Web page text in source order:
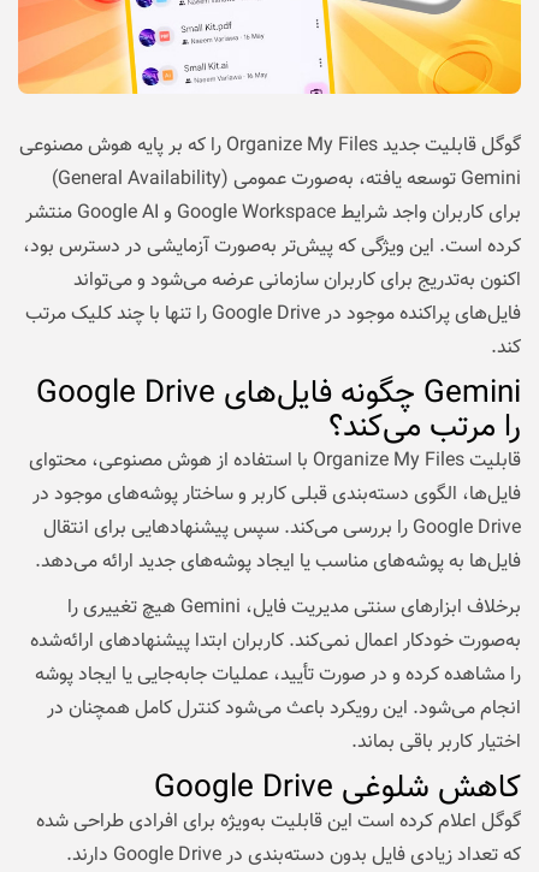
گوگل قابلیت جدید Organize My Files را که بر پایه هوش مصنوعی
Gemini توسعه یافته، به‌صورت عمومی (General Availability)
برای کاربران واجد شرایط Google Workspace و Google AI منتشر
کرده است. این ویژگی که پیش‌تر به‌صورت آزمایشی در دسترس بود،
اکنون به‌تدریج برای کاربران سازمانی عرضه می‌شود و می‌تواند
فایل‌های پراکنده موجود در Google Drive را تنها با چند کلیک مرتب
کند.
Gemini چگونه فایل‌های Google Drive
را مرتب می‌کند؟
قابلیت Organize My Files با استفاده از هوش مصنوعی، محتوای
فایل‌ها، الگوی دسته‌بندی قبلی کاربر و ساختار پوشه‌های موجود در
Google Drive را بررسی می‌کند. سپس پیشنهادهایی برای انتقال
فایل‌ها به پوشه‌های مناسب یا ایجاد پوشه‌های جدید ارائه می‌دهد.
برخلاف ابزارهای سنتی مدیریت فایل، Gemini هیچ تغییری را
به‌صورت خودکار اعمال نمی‌کند. کاربران ابتدا پیشنهادهای ارائه‌شده
را مشاهده کرده و در صورت تأیید، عملیات جابه‌جایی یا ایجاد پوشه
انجام می‌شود. این رویکرد باعث می‌شود کنترل کامل همچنان در
اختیار کاربر باقی بماند.
کاهش شلوغی Google Drive
گوگل اعلام کرده است این قابلیت به‌ویژه برای افرادی طراحی شده
که تعداد زیادی فایل بدون دسته‌بندی در Google Drive دارند.